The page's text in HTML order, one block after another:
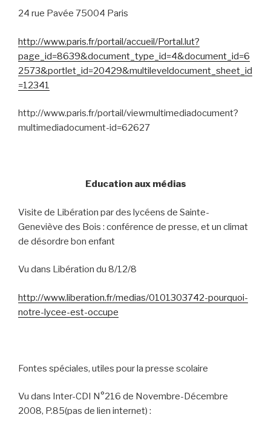
24 rue Pavée 75004 Paris
http://www.paris.fr/portail/accueil/Portal.lut?
page_id=8639&document_type_id=4&document_id=6
2573&portlet_id=20429&multileveldocument_sheet_id
=12341
http://www.paris.fr/portail/viewmultimediadocument?
multimediadocument-id=62627
Education aux médias
Visite de Libération par des lycéens de Sainte-
Geneviève des Bois : conférence de presse, et un climat
de désordre bon enfant
Vu dans Libération du 8/12/8
http://www.liberation.fr/medias/0101303742-pourquoi-
notre-lycee-est-occupe
Fontes spéciales, utiles pour la presse scolaire
Vu dans Inter-CDI N°216 de Novembre-Décembre
2008, P.85(pas de lien internet) :